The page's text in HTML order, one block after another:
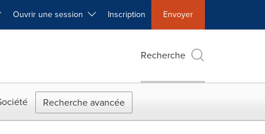
Ouvrir une session Inscription Envoyer
Recherche
Recherche avancée